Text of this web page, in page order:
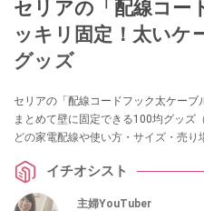
セリアの「配線コー
ッキリ固定！太いケ
グッズ
セリアの「配線コードフック太ケー
まとめて壁に固定できる100均グッズ
どの家電配線や使い方・サイズ・売り
イチオシスト
主婦YouTuber